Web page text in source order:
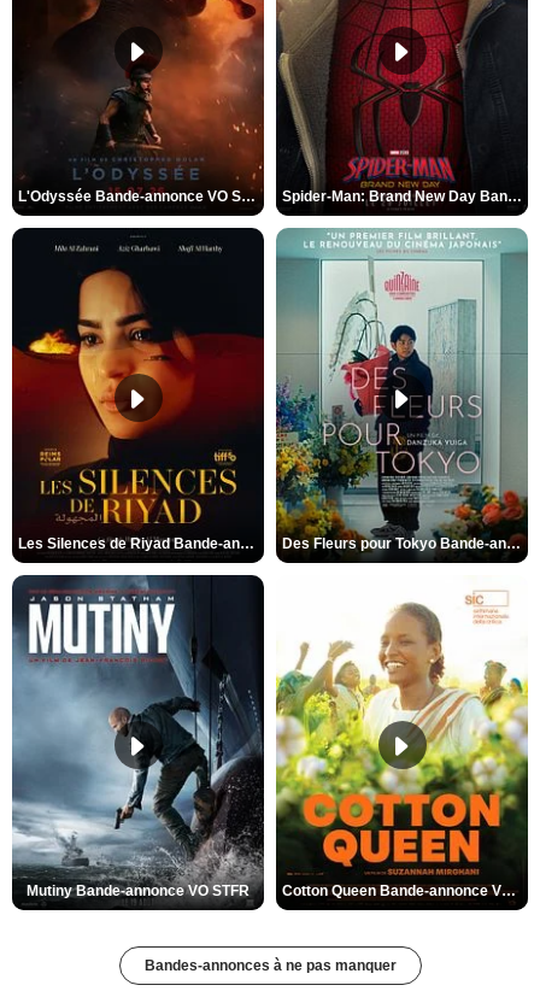
L'Odyssée Bande-annonce VO STFR Spider-Man: Brand New Day Bande-annonce VO STFR
Les Silences de Riyad Bande-annonce VO STFR Des Fleurs pour Tokyo Bande-annonce VO STFR
Mutiny Bande-annonce VO STFR Cotton Queen Bande-annonce VO STFR
Bandes-annonces à ne pas manquer